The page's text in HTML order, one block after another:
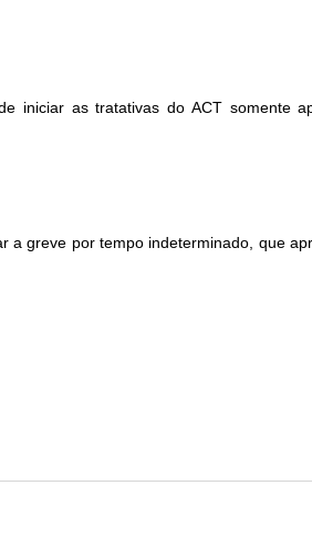
iniciar as tratativas do ACT somente
a greve por tempo indeterminado, que